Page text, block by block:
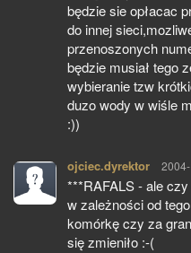
będzie sie opłacac
do innej
przenoszonych
będzie musiał tego
wybieranie tzw
duzo wody w wiśle
:))
ojciec.dyrektor pisze:
***RAFALS - ale
w zależności od
komórkę czy za
się zmieniło :-(